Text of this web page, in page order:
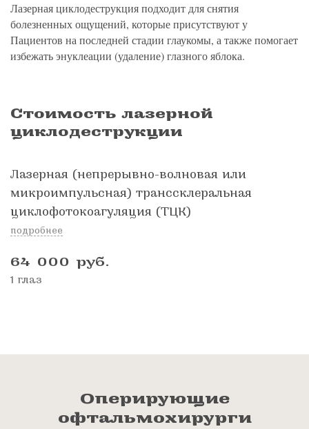
Лазерная циклодеструкция подходит для снятия
болезненных ощущений, которые присутствуют у
Пациентов на последней стадии глаукомы, а также помогает
избежать энуклеации (удаление) глазного яблока.
Стоимость лазерной
циклодеструкции
Лазерная (непрерывно-волновая или
микроимпульсная) транссклеральная
циклофотокоагуляция (ТЦК)
подробнее
64 000 руб.
1 глаз
Оперирующие
офтальмохирурги